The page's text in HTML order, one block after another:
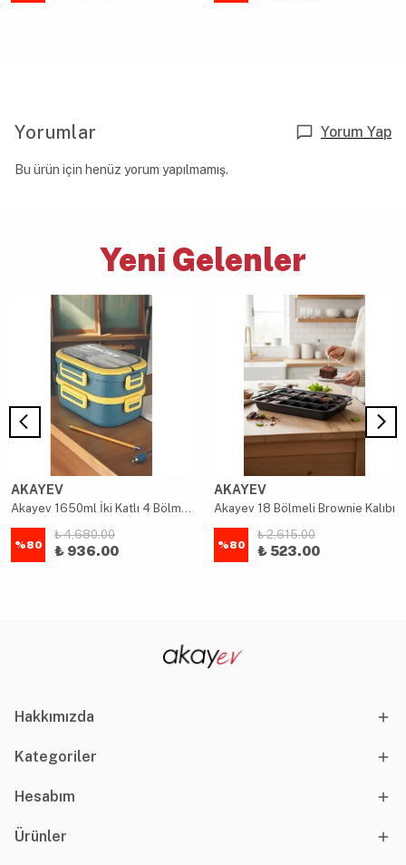
Yorumlar Yorum Yap
Bu ürün için henüz yorum yapılmamış.
Yeni Gelenler
AKAYEV
Akayev 1650ml İki Katlı 4 Bölmeli Çelik Yemek Kabı Mavi
%80
₺ 4,680.00
₺ 936.00
AKAYEV
Akayev 18 Bölmeli Brownie Kalıbı
%80
₺ 2,615.00
₺ 523.00
Hakkımızda
Kategoriler
Hesabım
Ürünler